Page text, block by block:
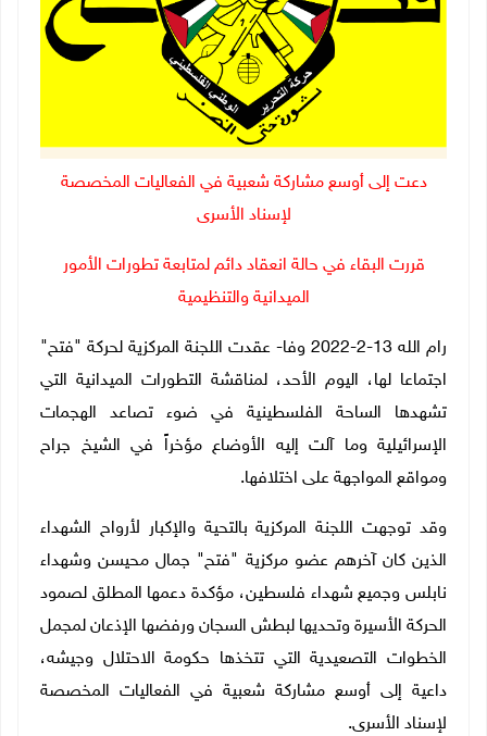
دعت إلى أوسع مشاركة شعبية في الفعاليات المخصصة
لإسناد الأسرى
قررت البقاء في حالة انعقاد دائم لمتابعة تطورات الأمور
الميدانية والتنظيمية
رام الله 13-2-2022 وفا- عقدت اللجنة المركزية لحركة "فتح"
اجتماعا لها، اليوم الأحد، لمناقشة التطورات الميدانية التي
تشهدها الساحة الفلسطينية في ضوء تصاعد الهجمات
الإسرائيلية وما آلت إليه الأوضاع مؤخراً في الشيخ جراح
ومواقع المواجهة على اختلافها.
وقد توجهت اللجنة المركزية بالتحية والإكبار لأرواح الشهداء
الذين كان آخرهم عضو مركزية "فتح" جمال محيسن وشهداء
نابلس وجميع شهداء فلسطين، مؤكدة دعمها المطلق لصمود
الحركة الأسيرة وتحديها لبطش السجان ورفضها الإذعان لمجمل
الخطوات التصعيدية التي تتخذها حكومة الاحتلال وجيشه،
داعية إلى أوسع مشاركة شعبية في الفعاليات المخصصة
لإسناد الأسرى.